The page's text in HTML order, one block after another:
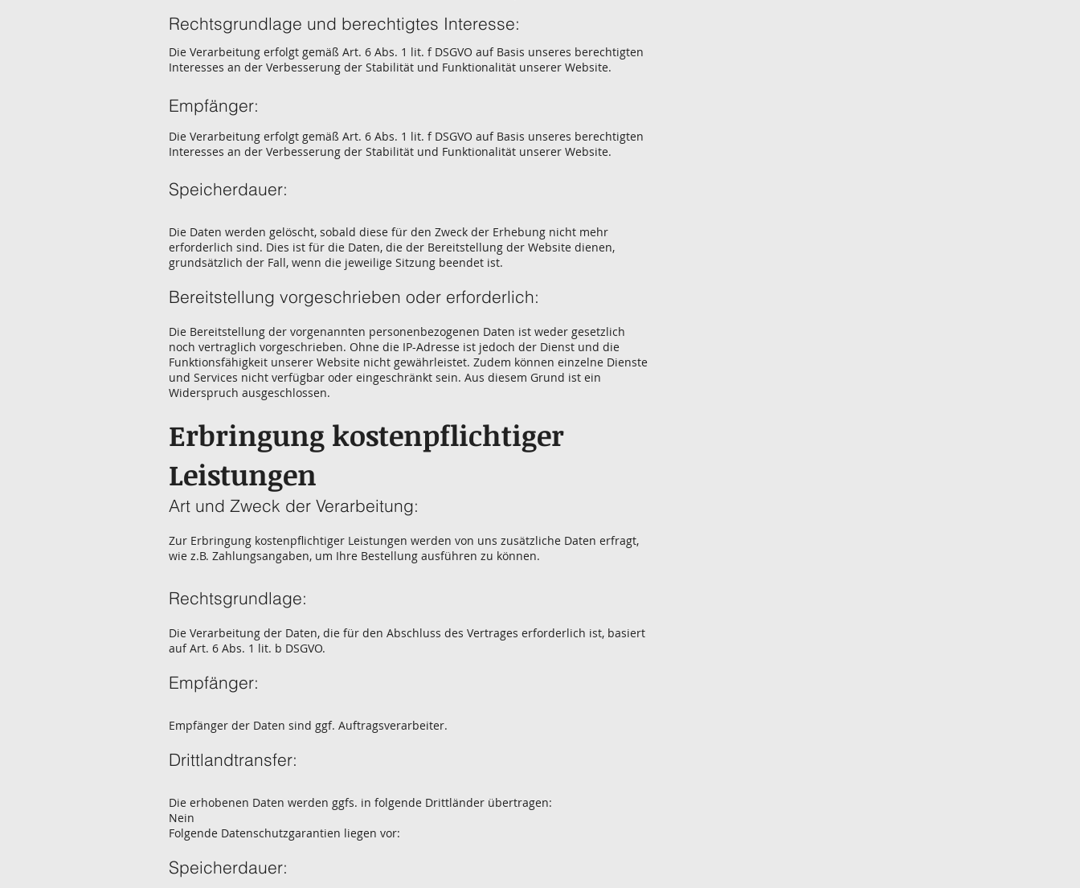
Rechtsgrundlage und berechtigtes Interesse:
Die Verarbeitung erfolgt gemäß Art. 6 Abs. 1 lit. f DSGVO auf Basis unseres berechtigten
Interesses an der Verbesserung der Stabilität und Funktionalität unserer Website.
Empfänger:
Die Verarbeitung erfolgt gemäß Art. 6 Abs. 1 lit. f DSGVO auf Basis unseres berechtigten
Interesses an der Verbesserung der Stabilität und Funktionalität unserer Website.
Speicherdauer:
Die Daten werden gelöscht, sobald diese für den Zweck der Erhebung nicht mehr
erforderlich sind. Dies ist für die Daten, die der Bereitstellung der Website dienen,
grundsätzlich der Fall, wenn die jeweilige Sitzung beendet ist.
Bereitstellung vorgeschrieben oder erforderlich:
Die Bereitstellung der vorgenannten personenbezogenen Daten ist weder gesetzlich
noch vertraglich vorgeschrieben. Ohne die IP-Adresse ist jedoch der Dienst und die
Funktionsfähigkeit unserer Website nicht gewährleistet. Zudem können einzelne Dienste
und Services nicht verfügbar oder eingeschränkt sein. Aus diesem Grund ist ein
Widerspruch ausgeschlossen.
Erbringung kostenpflichtiger
Leistungen
Art und Zweck der Verarbeitung:
Zur Erbringung kostenpflichtiger Leistungen werden von uns zusätzliche Daten erfragt,
wie z.B. Zahlungsangaben, um Ihre Bestellung ausführen zu können.
Rechtsgrundlage:
Die Verarbeitung der Daten, die für den Abschluss des Vertrages erforderlich ist, basiert
auf Art. 6 Abs. 1 lit. b DSGVO.
Empfänger:
Empfänger der Daten sind ggf. Auftragsverarbeiter.
Drittlandtransfer:
Die erhobenen Daten werden ggfs. in folgende Drittländer übertragen:
Nein
Folgende Datenschutzgarantien liegen vor:
Speicherdauer: